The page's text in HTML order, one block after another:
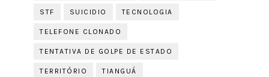
STF SUICIDIO TECNOLOGIA
TELEFONE CLONADO
TENTATIVA DE GOLPE DE ESTADO
TERRITÓRIO TIANGUÁ